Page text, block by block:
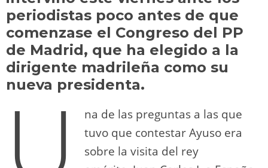
k
periodistas poco antes de que
comenzase el Congreso del PP
de Madrid, que ha elegido a la
dirigente madrileña como su
nueva presidenta.
na de las preguntas a las que
tuvo que contestar Ayuso era
sobre la visita del rey